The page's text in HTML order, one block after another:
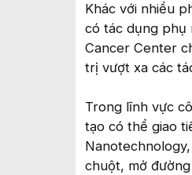
Khác với nhiều
có tác dụng phụ
Cancer Center
trị vượt xa các
Trong lĩnh vực
tạo có thể giao
chuột, mở